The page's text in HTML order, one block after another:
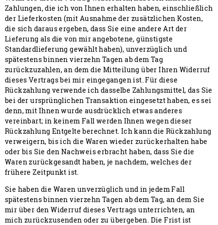
Zahlungen, die ich von Ihnen erhalten haben, einschließlich
der Lieferkosten (mit Ausnahme der zusätzlichen Kosten,
die sich daraus ergeben, dass Sie eine andere Art der
Lieferung als die von mir angebotene, günstigste
Standardlieferung gewählt haben), unverzüglich und
spätestens binnen vierzehn Tagen ab dem Tag
zurückzuzahlen, an dem die Mitteilung über Ihren Widerruf
dieses Vertrags bei mir eingegangen ist. Für diese
Rückzahlung verwende ich dasselbe Zahlungsmittel, das Sie
bei der ursprünglichen Transaktion eingesetzt haben, es sei
denn, mit Ihnen wurde ausdrücklich etwas anderes
vereinbart; in keinem Fall werden Ihnen wegen dieser
Rückzahlung Entgelte berechnet. Ich kann die Rückzahlung
verweigern, bis ich die Waren wieder zurückerhalten habe
oder bis Sie den Nachweis erbracht haben, dass Sie die
Waren zurückgesandt haben, je nachdem, welches der
frühere Zeitpunkt ist.
Sie haben die Waren unverzüglich und in jedem Fall
spätestens binnen vierzehn Tagen ab dem Tag, an dem Sie
mir über den Widerruf dieses Vertrags unterrichten, an
mich zurückzusenden oder zu übergeben. Die Frist ist